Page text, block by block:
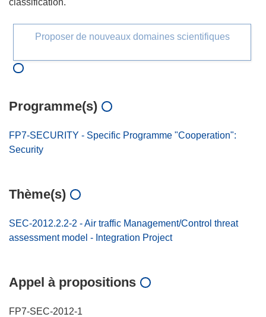
Proposer de nouveaux domaines scientifiques
Programme(s)
FP7-SECURITY - Specific Programme "Cooperation":
Security
Thème(s)
SEC-2012.2.2-2 - Air traffic Management/Control threat
assessment model - Integration Project
Appel à propositions
FP7-SEC-2012-1